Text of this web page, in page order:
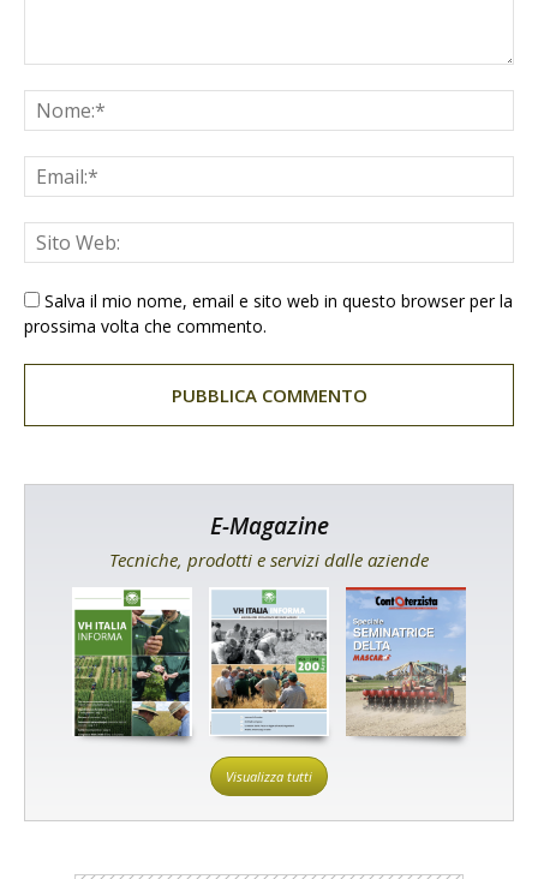
Salva il mio nome, email e sito web in questo browser per la
prossima volta che commento.
E-Magazine
Tecniche, prodotti e servizi dalle aziende
Visualizza tutti